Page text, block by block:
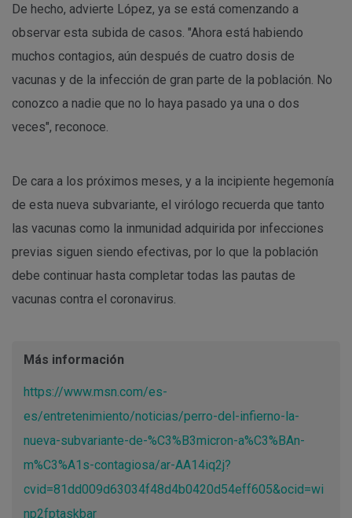
De hecho, advierte López, ya se está comenzando a
observar esta subida de casos. "Ahora está habiendo
muchos contagios, aún después de cuatro dosis de
vacunas y de la infección de gran parte de la población. No
conozco a nadie que no lo haya pasado ya una o dos
veces", reconoce.
De cara a los próximos meses, y a la incipiente hegemonía
de esta nueva subvariante, el virólogo recuerda que tanto
las vacunas como la inmunidad adquirida por infecciones
previas siguen siendo efectivas, por lo que la población
debe continuar hasta completar todas las pautas de
vacunas contra el coronavirus.
Más información
https://www.msn.com/es-
es/entretenimiento/noticias/perro-del-infierno-la-
nueva-subvariante-de-%C3%B3micron-a%C3%BAn-
m%C3%A1s-contagiosa/ar-AA14iq2j?
cvid=81dd009d63034f48d4b0420d54eff605&ocid=wi
np2fptaskbar